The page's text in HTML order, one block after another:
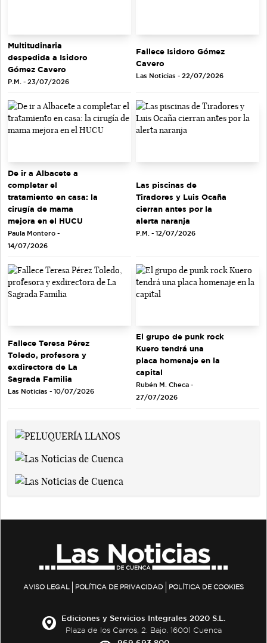
Multitudinaria
despedida a Isidoro
Gómez Cavero
P.M. - 23/07/2026
Fallece Isidoro Gómez
Cavero
Las Noticias - 22/07/2026
De ir a Albacete a
completar el
tratamiento en casa: la
cirugía de mama
mejora en el HUCU
Paula Montero -
14/07/2026
Las piscinas de
Tiradores y Luis Ocaña
cierran antes por la
alerta naranja
P.M. - 12/07/2026
Fallece Teresa Pérez
Toledo, profesora y
exdirectora de La
Sagrada Familia
Las Noticias - 10/07/2026
El grupo de punk rock
Kuero tendrá una
placa homenaje en la
capital
Rubén M. Checa -
27/07/2026
AVISO LEGAL POLÍTICA DE PRIVACIDAD POLÍTICA DE COOKIES
Ediciones y Servicios Integrales 2020 S.L.
Plaza de los Carros, 2. Bajo. 16001 Cuenca